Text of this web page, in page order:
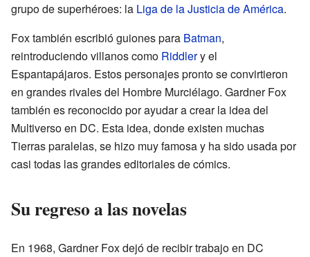
grupo de superhéroes: la Liga de la Justicia de América.
Fox también escribió guiones para Batman,
reintroduciendo villanos como Riddlery el
Espantapájaros. Estos personajes pronto se convirtieron
en grandes rivales del Hombre Murciélago. Gardner Fox
también es reconocido por ayudar a crear la idea del
Multiverso en DC. Esta idea, donde existen muchas
Tierras paralelas, se hizo muy famosa y ha sido usada por
casi todas las grandes editoriales de cómics.
Su regreso a las novelas
En 1968, Gardner Fox dejó de recibir trabajo en DC